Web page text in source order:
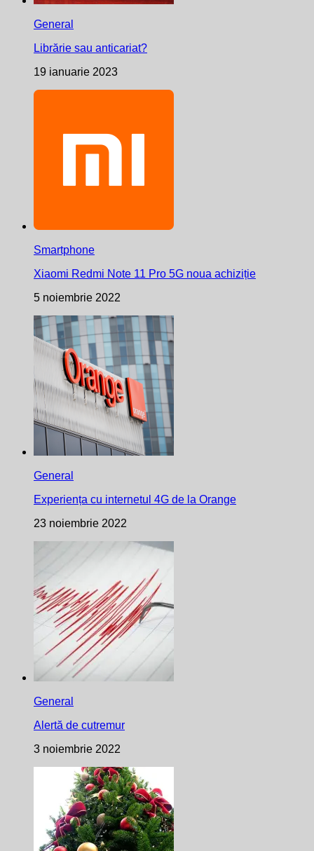
General
Librărie sau anticariat?
19 ianuarie 2023
Smartphone
Xiaomi Redmi Note 11 Pro 5G noua achiziție
5 noiembrie 2022
General
Experiența cu internetul 4G de la Orange
23 noiembrie 2022
General
Alertă de cutremur
3 noiembrie 2022